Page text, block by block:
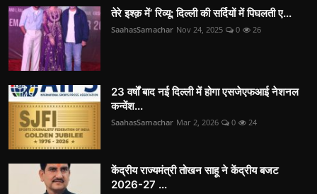
तेरे इश्क़ में’ रिव्यू: दिल्ली की सर्दियों में पिघलती ए...
SaahasSamachar Nov 24, 2025 0 26
23 वर्षों बाद नई दिल्ली में होगा एसजेएफआई नेशनल
कन्वेंश...
SaahasSamachar Mar 2, 2026 0 24
केंद्रीय राज्यमंत्री तोखन साहू ने केंद्रीय बजट
2026-27 ...